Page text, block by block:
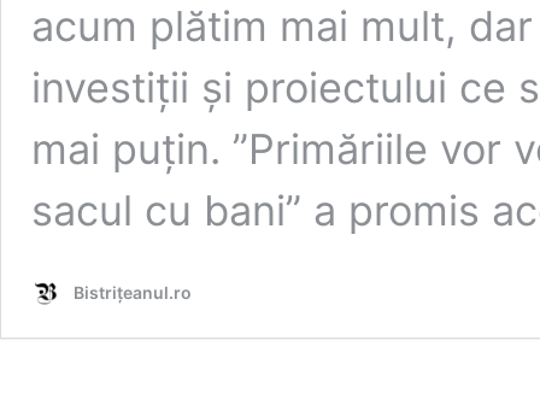
acum plătim mai mult,
investiții și proiectului ce
mai puțin. ”Primăriile vor
sacul cu bani” a promis
Bistrițeanul.ro